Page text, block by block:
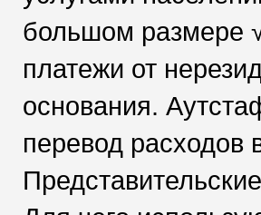
большом размере
платежи от
основания.
перевод